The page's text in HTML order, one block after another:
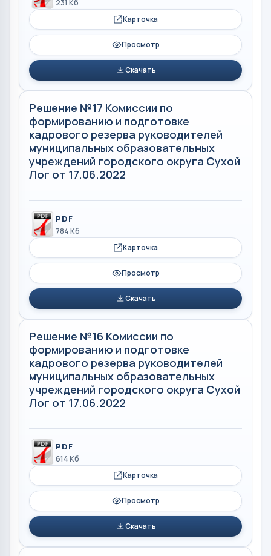
231 Кб
Карточка
Просмотр
Скачать
Решение №17 Комиссии по
формированию и подготовке
кадрового резерва руководителей
муниципальных образовательных
учреждений городского округа Сухой
Лог от 17.06.2022
PDF
784 Кб
Карточка
Просмотр
Скачать
Решение №16 Комиссии по
формированию и подготовке
кадрового резерва руководителей
муниципальных образовательных
учреждений городского округа Сухой
Лог от 17.06.2022
PDF
614 Кб
Карточка
Просмотр
Скачать